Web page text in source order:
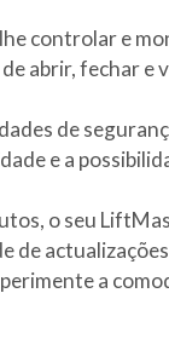
controlar e
abrir, fechar e
de
e a
o seu
a